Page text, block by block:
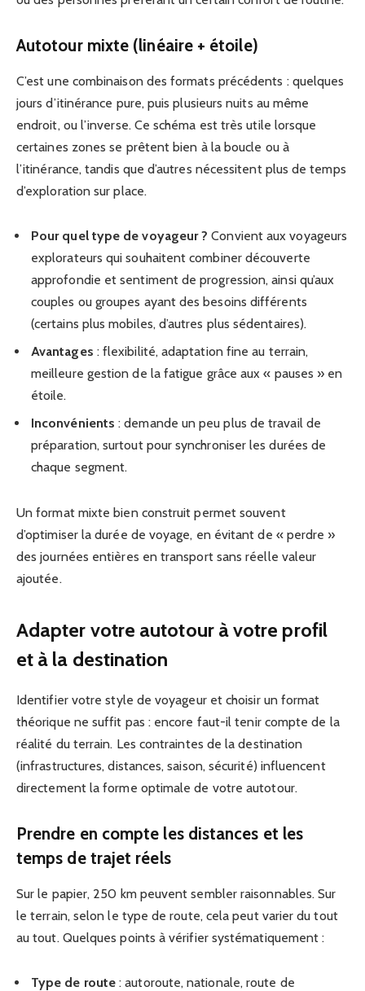
Autotour mixte (linéaire + étoile)
C’est une combinaison des formats précédents : quelques
jours d’itinérance pure, puis plusieurs nuits au même
endroit, ou l’inverse. Ce schéma est très utile lorsque
certaines zones se prêtent bien à la boucle ou à
l’itinérance, tandis que d’autres nécessitent plus de temps
d’exploration sur place.
Pour quel type de voyageur ? Convient aux voyageurs
explorateurs qui souhaitent combiner découverte
approfondie et sentiment de progression, ainsi qu’aux
couples ou groupes ayant des besoins différents
(certains plus mobiles, d’autres plus sédentaires).
Avantages : flexibilité, adaptation fine au terrain,
meilleure gestion de la fatigue grâce aux « pauses » en
étoile.
Inconvénients : demande un peu plus de travail de
préparation, surtout pour synchroniser les durées de
chaque segment.
Un format mixte bien construit permet souvent
d’optimiser la durée de voyage, en évitant de « perdre »
des journées entières en transport sans réelle valeur
ajoutée.
Adapter votre autotour à votre profil
et à la destination
Identifier votre style de voyageur et choisir un format
théorique ne suffit pas : encore faut-il tenir compte de la
réalité du terrain. Les contraintes de la destination
(infrastructures, distances, saison, sécurité) influencent
directement la forme optimale de votre autotour.
Prendre en compte les distances et les
temps de trajet réels
Sur le papier, 250 km peuvent sembler raisonnables. Sur
le terrain, selon le type de route, cela peut varier du tout
au tout. Quelques points à vérifier systématiquement :
Type de route : autoroute, nationale, route de